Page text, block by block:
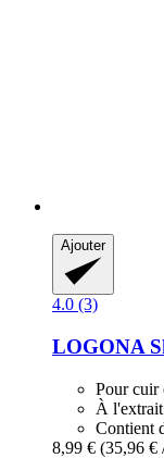
Ajouter
4.0 (3)
LOGONA
Pour cuir
À
Contient
8,99 € (35,96 €